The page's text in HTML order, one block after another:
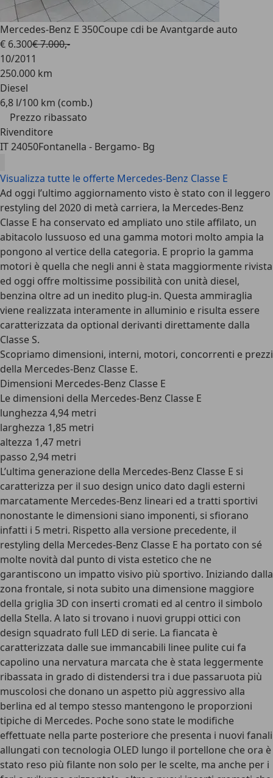
Mercedes-Benz E 350Coupe cdi be Avantgarde auto
€ 6.300€ 7.000,-
10/2011
250.000 km
Diesel
6,8 l/100 km (comb.)
Prezzo ribassato
Rivenditore
IT 24050Fontanella - Bergamo- Bg
Visualizza tutte le offerte Mercedes-Benz Classe E
Ad oggi l’ultimo aggiornamento visto è stato con il leggero
restyling del 2020 di metà carriera, la Mercedes-Benz
Classe E ha conservato ed ampliato uno stile affilato, un
abitacolo lussuoso ed una gamma motori molto ampia la
pongono al vertice della categoria. E proprio la gamma
motori è quella che negli anni è stata maggiormente rivista
ed oggi offre moltissime possibilità con unità diesel,
benzina oltre ad un inedito plug-in. Questa ammiraglia
viene realizzata interamente in alluminio e risulta essere
caratterizzata da optional derivanti direttamente dalla
Classe S.
Scopriamo dimensioni, interni, motori, concorrenti e prezzi
della Mercedes-Benz Classe E.
Dimensioni Mercedes-Benz Classe E
Le dimensioni della Mercedes-Benz Classe E
lunghezza 4,94 metri
larghezza 1,85 metri
altezza 1,47 metri
passo 2,94 metri
L’ultima generazione della Mercedes-Benz Classe E si
caratterizza per il suo design unico dato dagli esterni
marcatamente Mercedes-Benz lineari ed a tratti sportivi
nonostante le dimensioni siano imponenti, si sfiorano
infatti i 5 metri. Rispetto alla versione precedente, il
restyling della Mercedes-Benz Classe E ha portato con sé
molte novità dal punto di vista estetico che ne
garantiscono un impatto visivo più sportivo. Iniziando dalla
zona frontale, si nota subito una dimensione maggiore
della griglia 3D con inserti cromati ed al centro il simbolo
della Stella. A lato si trovano i nuovi gruppi ottici con
design squadrato full LED di serie. La fiancata è
caratterizzata dalle sue immancabili linee pulite cui fa
capolino una nervatura marcata che è stata leggermente
ribassata in grado di distendersi tra i due passaruota più
muscolosi che donano un aspetto più aggressivo alla
berlina ed al tempo stesso mantengono le proporzioni
tipiche di Mercedes. Poche sono state le modifiche
effettuate nella parte posteriore che presenta i nuovi fanali
allungati con tecnologia OLED lungo il portellone che ora è
stato reso più filante non solo per le scelte, ma anche per i